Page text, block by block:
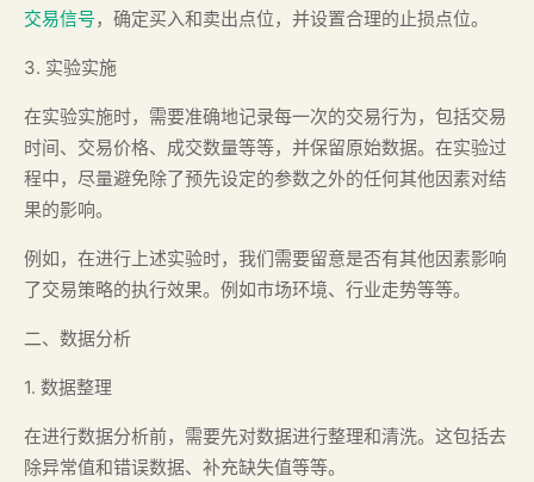
交易信号，确定买入和卖出点位，并设置合理的止损点位。
3. 实验实施
在实验实施时，需要准确地记录每一次的交易行为，包括交易
时间、交易价格、成交数量等等，并保留原始数据。在实验过
程中，尽量避免除了预先设定的参数之外的任何其他因素对结
果的影响。
例如，在进行上述实验时，我们需要留意是否有其他因素影响
了交易策略的执行效果。例如市场环境、行业走势等等。
二、数据分析
1. 数据整理
在进行数据分析前，需要先对数据进行整理和清洗。这包括去
除异常值和错误数据、补充缺失值等等。